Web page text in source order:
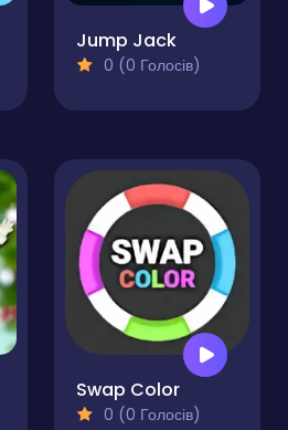
Jump Jack
0 (0 Голосів)
Swap Color
0 (0 Голосів)